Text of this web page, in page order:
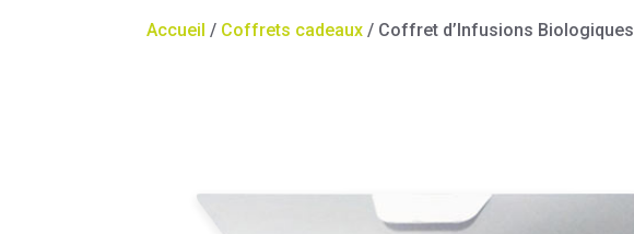
Accueil / Coffrets cadeaux / Coffret d’Infusions Biologiques